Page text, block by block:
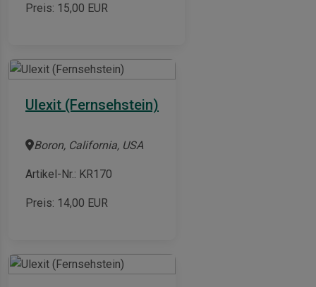
Preis: 15,00 EUR
Ulexit (Fernsehstein)
Boron, California, USA
Artikel-Nr.: KR170
Preis: 14,00 EUR